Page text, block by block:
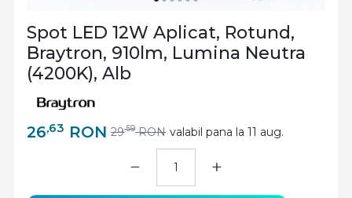
Spot LED 12W Aplicat, Rotund,
Braytron, 910lm, Lumina Neutra
(4200K), Alb
26,63 RON 29,59 RON valabil pana la 11 aug.
− +